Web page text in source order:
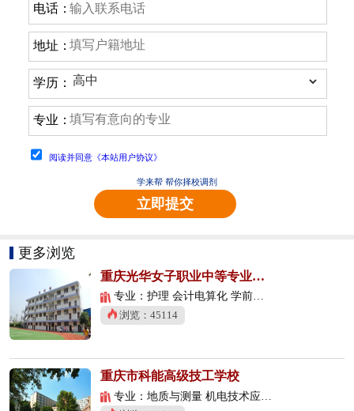
电话：
地址：
学历：
专业：
阅读并同意《本站用户协议》
学来帮 帮你择校调剂
立即提交
更多浏览
重庆光华女子职业中等专业学校
专业：护理 会计电算化 学前教育
浏览：45114
重庆市科能高级技工学校
专业：地质与测量 机电技术应用 数控技术应用